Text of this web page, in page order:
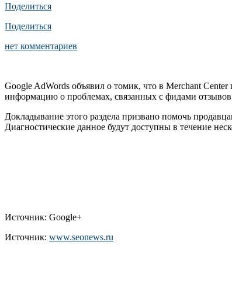
Поделиться
Поделиться
нет комментариев
Google AdWords объявил о томик, что в Merchant
информацию о проблемах, связанных с фидами
Докладывание этого раздела призвано помочь
Диагностические данное будут доступны в течение
Источник: Google+
Источник: www.seonews.ru